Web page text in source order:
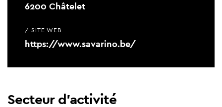
6200 Châtelet
/ SITE WEB
https://www.savarino.be/
Secteur d'activité